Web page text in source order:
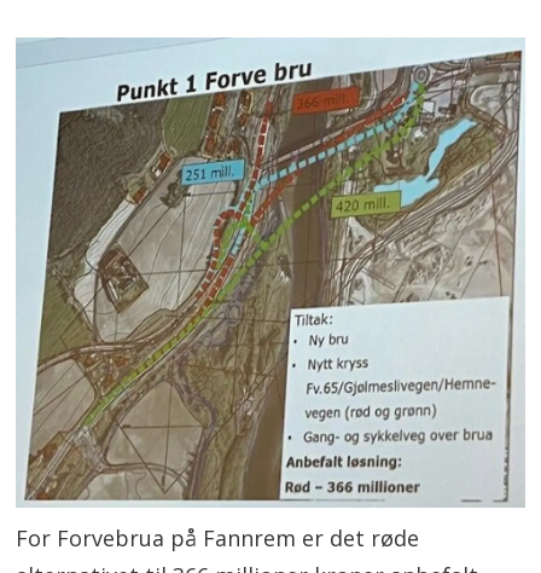
For Forvebrua på Fannrem er det røde